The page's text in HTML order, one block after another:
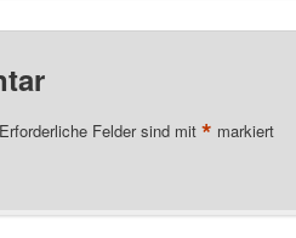
Erforderliche Felder sind mit * markiert